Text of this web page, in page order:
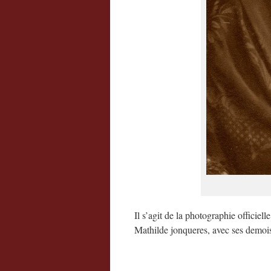
Il s’agit de la photographie
Mathilde jonqueres, avec ses